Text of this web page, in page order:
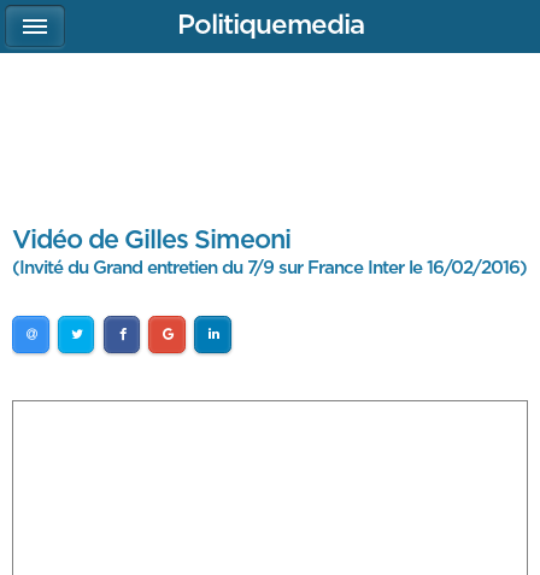
Vidéo de Gilles Simeoni
(Invité du Grand entretien du 7/9 sur France Inter le 16/02/2016)
Politiquemedia